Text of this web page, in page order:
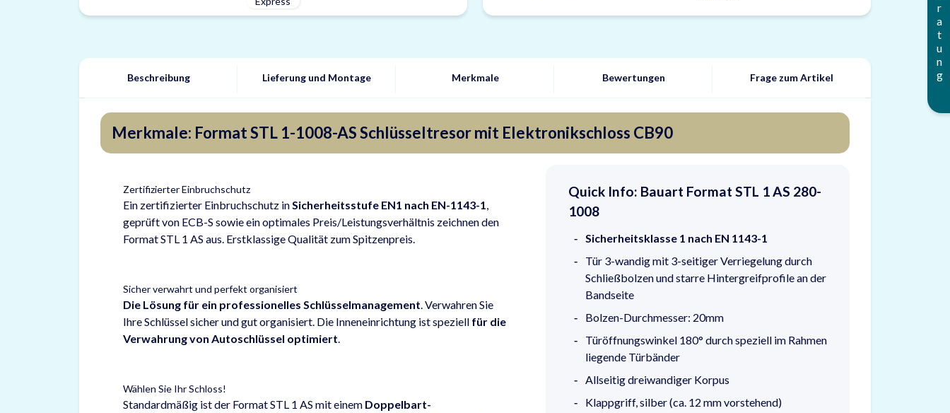
Beschreibung Lieferung und Montage Merkmale Bewertungen Frage zum Artikel
Merkmale: Format STL 1-1008-AS Schlüsseltresor mit Elektronikschloss CB90
Zertifizierter Einbruchschutz
Ein zertifizierter Einbruchschutz in Sicherheitsstufe EN1 nach EN-1143-1
geprüft von ECB-S sowie ein optimales Preis/Leistungsverhältnis zeichnen den
Format STL 1 AS aus. Erstklassige Qualität zum Spitzenpreis.
Sicher verwahrt und perfekt organisiert
Die Lösung für ein professionelles Schlüsselmanagement . Verwahren Sie
Ihre Schlüssel sicher und gut organisiert. Die Inneneinrichtung ist speziell für die
Verwahrung von Autoschlüssel optimiert
Wählen Sie Ihr Schloss!
Standardmäßig ist der Format STL 1 AS mit einem Doppelbart-
Quick Info: Bauart Format STL 1 AS 280-
1008
Sicherheitsklasse 1 nach EN 1143-1
Tür 3-wandig mit 3-seitiger Verriegelung durch
Schließbolzen und starre Hintergreifprofile an der
Bandseite
Bolzen-Durchmesser: 20mm
Türöffnungswinkel 180° durch speziell im Rahmen
liegende Türbänder
Allseitig dreiwandiger Korpus
Klappgriff, silber (ca. 12 mm vorstehend)
Beratung